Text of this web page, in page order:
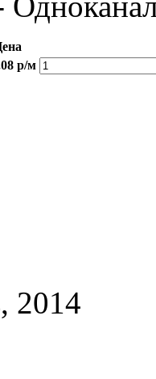
р/м
2014